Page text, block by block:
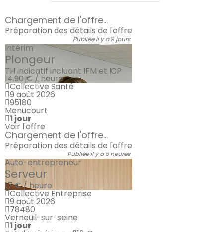
Chargement de l'offre...
Préparation des détails de l'offre
Publiée il y a 9 jours
Intérim
Plongeur
TH indicatif incluant IFM et ICP
14.90 € / heure
Collective Santé
9 août 2026
95180
Menucourt
1 jour
Voir l'offre
Chargement de l'offre...
Préparation des détails de l'offre
Publiée il y a 5 heures
Auto-entrepreneur
Serveur
17 € / heure
Collective Entreprise
9 août 2026
78480
Verneuil-sur-seine
1 jour